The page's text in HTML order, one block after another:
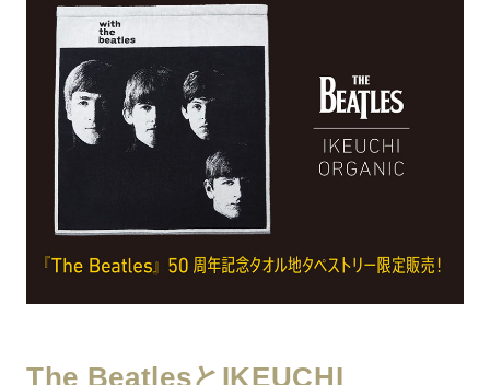
The BeatlesとIKEUCHI